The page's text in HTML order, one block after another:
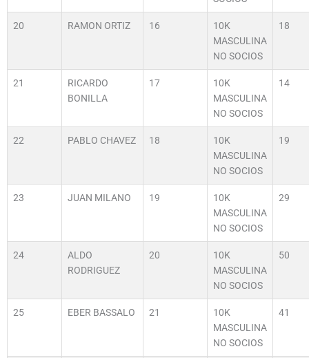
20 RAMON ORTIZ 16
10K
MASCULINA
NO SOCIOS
18
21
RICARDO
BONILLA
17
10K
MASCULINA
NO SOCIOS
14
22 PABLO CHAVEZ 18
10K
MASCULINA
NO SOCIOS
19
23 JUAN MILANO 19
10K
MASCULINA
NO SOCIOS
29
24
ALDO
RODRIGUEZ
20
10K
MASCULINA
NO SOCIOS
50
25 EBER BASSALO 21
10K
MASCULINA
NO SOCIOS
41